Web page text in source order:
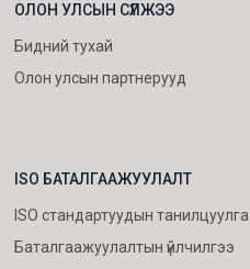
ОЛОН УЛСЫН СҮЛЖЭЭ
Бидний тухай
Олон улсын партнерууд
ISO БАТАЛГААЖУУЛАЛТ
ISO стандартуудын танилцуулга
Баталгаажуулалтын үйлчилгээ